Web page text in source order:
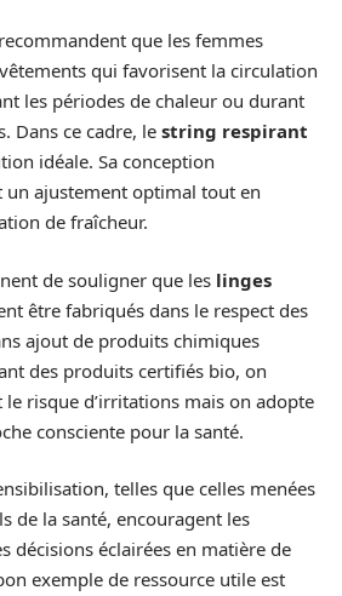
que les femmes
qui favorisent la circulation
les périodes de chaleur ou durant
Dans ce cadre, le string respirant
idéale. Sa conception
ajustement optimal tout en
de fraîcheur.
de souligner que les linges
être fabriqués dans le respect des
ajout de produits chimiques
des produits certifiés bio, on
risque d’irritations mais on adopte
consciente pour la santé.
telles que celles menées
de la santé, encouragent les
décisions éclairées en matière de
exemple de ressource utile est